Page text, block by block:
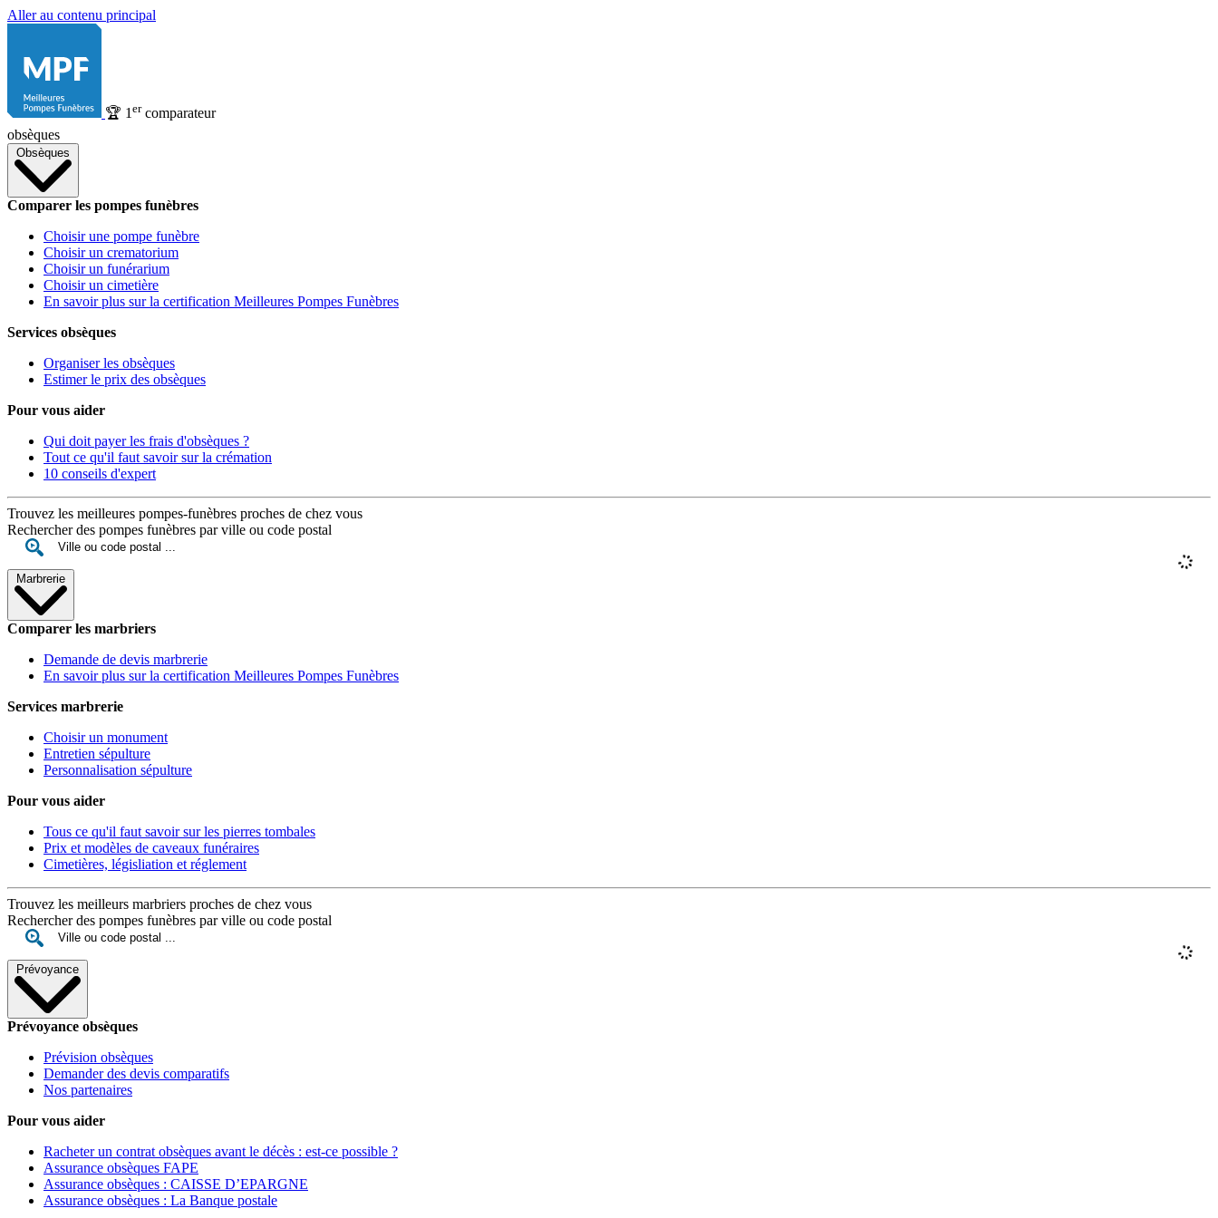
Aller au contenu principal
🏆 1 ercomparateur
obsèques
Obsèques
Comparer les pompes funèbres
Choisir une pompe funèbre
Choisir un crematorium
Choisir un funérarium
Choisir un cimetière
En savoir plus sur la certification Meilleures Pompes Funèbres
Services obsèques
Organiser les obsèques
Estimer le prix des obsèques
Pour vous aider
Qui doit payer les frais d'obsèques ?
Tout ce qu'il faut savoir sur la crémation
10 conseils d'expert
Trouvez les meilleures pompes-funèbres proches de chez vous
Rechercher des pompes funèbres par ville ou code postal
Marbrerie
Comparer les marbriers
Demande de devis marbrerie
En savoir plus sur la certification Meilleures Pompes Funèbres
Services marbrerie
Choisir un monument
Entretien sépulture
Personnalisation sépulture
Pour vous aider
Tous ce qu'il faut savoir sur les pierres tombales
Prix et modèles de caveaux funéraires
Cimetières, législiation et réglement
Trouvez les meilleurs marbriers proches de chez vous
Rechercher des pompes funèbres par ville ou code postal
Prévoyance
Prévoyance obsèques
Prévision obsèques
Demander des devis comparatifs
Nos partenaires
Pour vous aider
Racheter un contrat obsèques avant le décès : est-ce possible ?
Assurance obsèques FAPE
Assurance obsèques : CAISSE D’EPARGNE
Assurance obsèques : La Banque postale